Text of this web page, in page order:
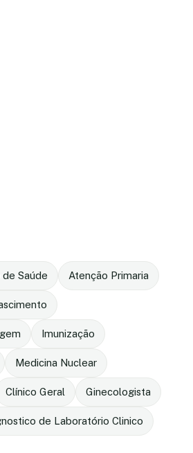
Saúde Atenção Primaria
Imunização
Medicina Nuclear
Clínico Geral Ginecologista
de Laboratório Clinico